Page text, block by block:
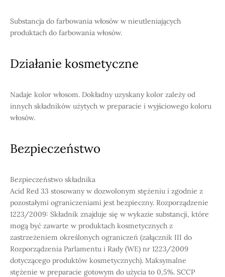
Substancja do farbowania włosów w nieutleniających
produktach do farbowania włosów.
Działanie kosmetyczne
Nadaje kolor włosom. Dokładny uzyskany kolor zależy od
innych składników użytych w preparacie i wyjściowego koloru
włosów.
Bezpieczeństwo
Bezpieczeństwo składnika
Acid Red 33 stosowany w dozwolonym stężeniu i zgodnie z
pozostałymi ograniczeniami jest bezpieczny. Rozporządzenie
1223/2009: Składnik znajduje się w wykazie substancji, które
mogą być zawarte w produktach kosmetycznych z
zastrzeżeniem określonych ograniczeń (załącznik III do
Rozporządzenia Parlamentu i Rady (WE) nr 1223/2009
dotyczącego produktów kosmetycznych). Maksymalne
stężenie w preparacie gotowym do użycia to 0,5%. SCCP